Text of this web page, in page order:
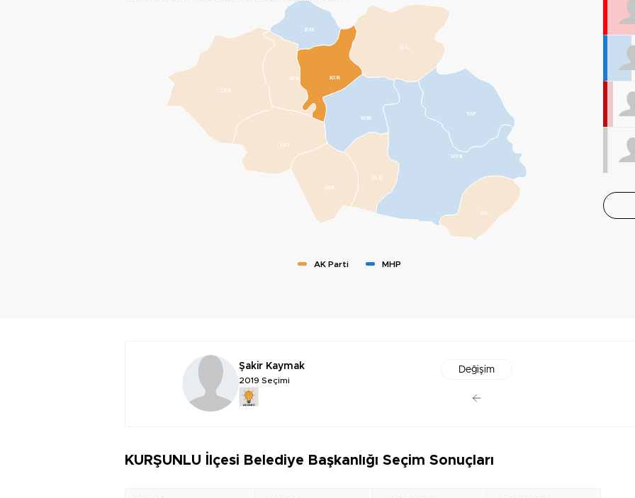
BAY
ÇER
KOR
ELD
ATK KUR
KIZ
ŞAB
ORT
MER
YAP
ILG
AK Parti MHP
Şakir Kaymak
2019 Seçimi
Değişim
KURŞUNLU İlçesi Belediye Başkanlığı Seçim Sonuçları